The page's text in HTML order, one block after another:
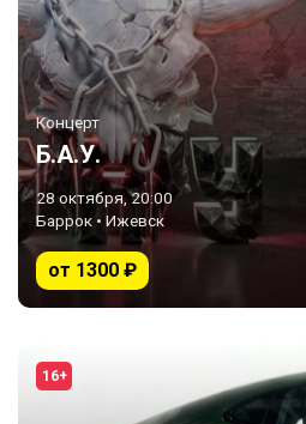
Концерт
Б.А.У.
28 октября, 20:00
Баррок • Ижевск
от 1300 ₽
16+